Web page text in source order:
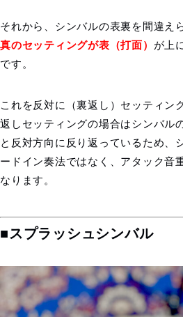
それから、シンバルの表裏を間違え
真のセッティングが表（打面） が上
です。
これを反対に（裏返し）セッティン
返しセッティングの場合はシンバル
と反対方向に反り返っているため、
ードイン奏法ではなく、アタック音
なります。
■スプラッシュシンバル